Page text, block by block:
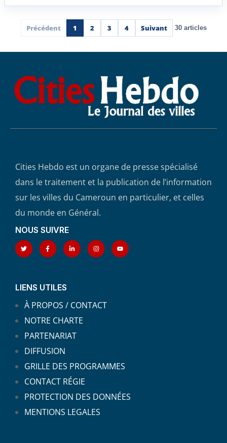
Précédent 1 2 3 4 Suivant 30 articles
Cities Hebdo est un organe de presse spécialisé
dans le traitement et la publication de l’information
sur les villes du Cameroun en particulier, et celles
du monde en Général.
NOUS SUIVRE
LIENS UTILES
À PROPOS / CONTACT
NOTRE CHARTE
PARTENARIAT
DIFFUSION
GRILLE DES PROGRAMMES
CONTACT RÉGIE
PROTECTION DES DONNÉES
MENTIONS LEGALES